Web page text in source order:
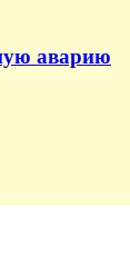
аварию